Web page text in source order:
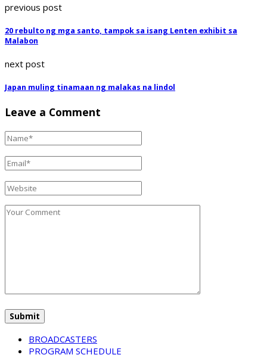
previous post
20 rebulto ng mga santo, tampok sa isang Lenten exhibit sa
Malabon
next post
Japan muling tinamaan ng malakas na lindol
Leave a Comment
BROADCASTERS
PROGRAM SCHEDULE